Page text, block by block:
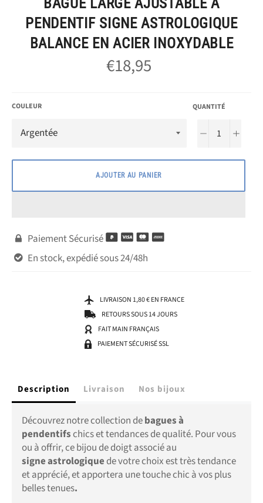
PENDENTIF SIGNE ASTROLOGIQUE
BALANCE EN ACIER INOXYDABLE
Prix
régulier
€18,95
COULEUR QUANTITÉ
− +
AJOUTER AU PANIER
 Paiement Sécurisé
 En stock, expédié sous 24/48h
LIVRAISON 1,80 € EN FRANCE
RETOURS SOUS 14 JOURS
FAIT MAIN FRANÇAIS
PAIEMENT SÉCURISÉ SSL
Description Livraison Nos bijoux
Découvrez notre collection debagues à
pendentifschics et tendances de qualité. Pour vous
ou à offrir, ce bijou de doigt associé au
signe astrologiquede votre choix est très tendance
et apprécié, et apportera une touche chic à vos plus
belles tenues.